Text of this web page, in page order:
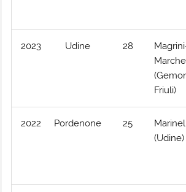
2023 Udine 28
Friuli)
2022 Pordenone 25
(Udine)